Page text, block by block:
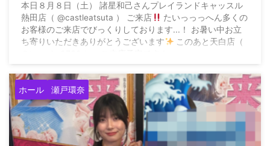
本日８月８日（土） 諸星和己さんプレイランドキャッスル
熱田店（ @castleatsuta ） ご来店
たいっっっへん多くの
お客様のご来店でびっくりしております...！ お暑い中お立
ち寄りいただきありがとうございます
このあと天白店（
プレイランドキャッスル (@castle_model_) August ...
ホール 瀬戸環奈